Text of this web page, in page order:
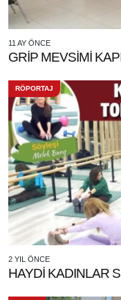
11 AY ÖNCE
GRİP MEVSİMİ
RÖPORTAJ
2 YIL ÖNCE
HAYDİ KADINLAR